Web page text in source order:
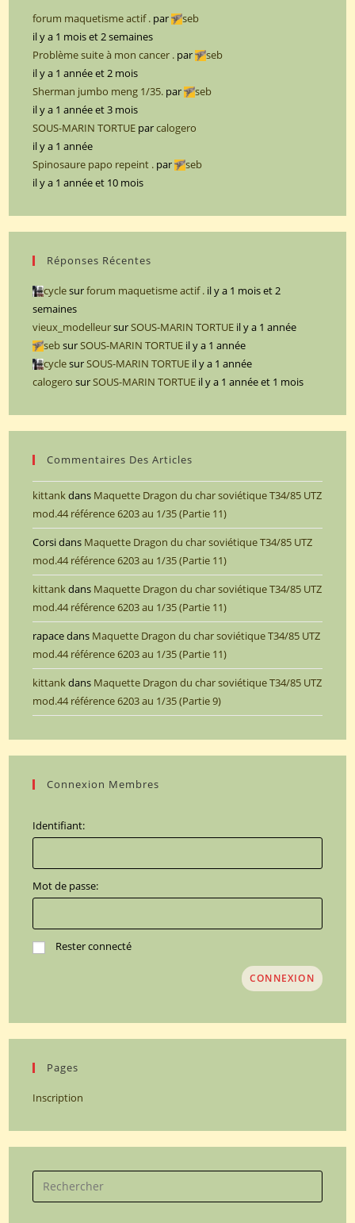
forum maquetisme actif . par
seb
il y a 1 mois et 2 semaines
Problème suite à mon cancer . par
seb
il y a 1 année et 2 mois
Sherman jumbo meng 1/35. par
seb
il y a 1 année et 3 mois
SOUS-MARIN TORTUE parcalogero
il y a 1 année
Spinosaure papo repeint . par
seb
il y a 1 année et 10 mois
Réponses Récentes
cyclesurforum maquetisme actif . il y a 1 mois et 2
semaines
vieux_modelleursurSOUS-MARIN TORTUE il y a 1 année
sebsurSOUS-MARIN TORTUE il y a 1 année
cyclesurSOUS-MARIN TORTUE il y a 1 année
calogero surSOUS-MARIN TORTUE il y a 1 année et 1 mois
Commentaires Des Articles
kittank dans Maquette Dragon du char soviétique T34/85 UTZ
mod.44 référence 6203 au 1/35 (Partie 11)
Corsidans Maquette Dragon du char soviétique T34/85 UTZ
mod.44 référence 6203 au 1/35 (Partie 11)
kittank dans Maquette Dragon du char soviétique T34/85 UTZ
mod.44 référence 6203 au 1/35 (Partie 11)
rapacedans Maquette Dragon du char soviétique T34/85 UTZ
mod.44 référence 6203 au 1/35 (Partie 11)
kittank dans Maquette Dragon du char soviétique T34/85 UTZ
mod.44 référence 6203 au 1/35 (Partie 9)
Connexion Membres
Identifiant:
Mot de passe:
Rester connecté
CONNEXION
Pages
Inscription
Search
for: